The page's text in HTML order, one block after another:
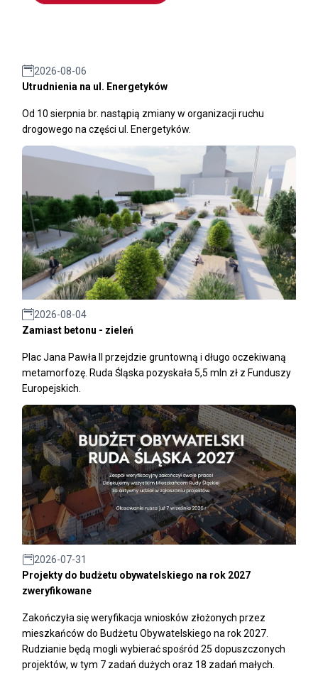
2026-08-06
Utrudnienia na ul. Energetyków
Od 10 sierpnia br. nastąpią zmiany w organizacji ruchu
drogowego na części ul. Energetyków.
2026-08-04
Zamiast betonu - zieleń
Plac Jana Pawła II przejdzie gruntowną i długo oczekiwaną
metamorfozę. Ruda Śląska pozyskała 5,5 mln zł z Funduszy
Europejskich.
2026-07-31
Projekty do budżetu obywatelskiego na rok 2027
zweryfikowane
Zakończyła się weryfikacja wniosków złożonych przez
mieszkańców do Budżetu Obywatelskiego na rok 2027.
Rudzianie będą mogli wybierać spośród 25 dopuszczonych
projektów, w tym 7 zadań dużych oraz 18 zadań małych.